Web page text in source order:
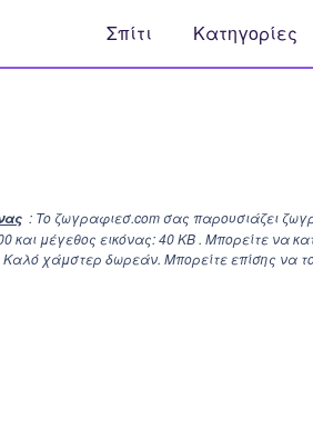
Σπίτι Κατηγορίες
: Το ζωγραφιεσ.com σας παρουσιάζει
και μέγεθος εικόνας: 40 KB . Μπορείτε να
Καλό χάμστερ δωρεάν. Μπορείτε επίσης να